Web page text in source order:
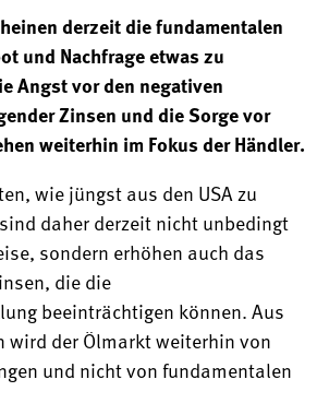
derzeit die fundamentalen
und Nachfrage etwas zu
Angst vor den negativen
Zinsen und die Sorge vor
weiterhin im Fokus der Händler.
wie jüngst aus den USA zu
daher derzeit nicht unbedingt
sondern erhöhen auch das
die die
beeinträchtigen können. Aus
wird der Ölmarkt weiterhin von
und nicht von fundamentalen